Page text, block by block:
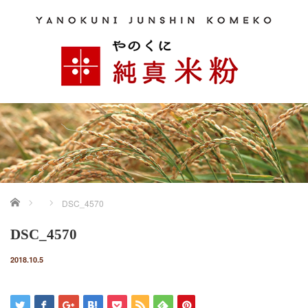
ホーム DSC_4570
DSC_4570
2018.10.5